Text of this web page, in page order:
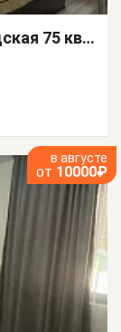
1-комнатная квартира Рыбзаводская 75 кв 17
в августе
от 10000₽